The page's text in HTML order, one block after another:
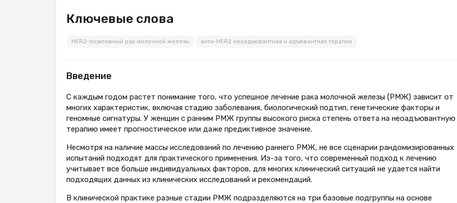
Ключевые слова
HER2-позитивный рак молочной железы анти-HER2 неоадъювантная и адъювантная терапия
Введение
С каждым годом растет понимание того, что успешное лечение рака молочной железы (РМЖ) зависит от
многих характеристик, включая стадию заболевания, биологический подтип, генетические факторы и
геномные сигнатуры. У женщин с ранним РМЖ группы высокого риска степень ответа на неоадъювантную
терапию имеет прогностическое или даже предиктивное значение.
Несмотря на наличие массы исследований по лечению раннего РМЖ, не все сценарии рандомизированных
испытаний подходят для практического применения. Из-за того, что современный подход к лечению
учитывает все больше индивидуальных факторов, для многих клинический ситуаций не удается найти
подходящих данных из клинических исследований и рекомендаций.
В клинической практике разные стадии РМЖ подразделяются на три базовые подгруппы на основе